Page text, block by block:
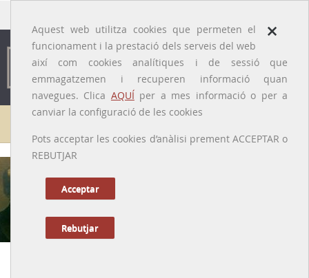
×
Aquest web utilitza cookies que permeten el
funcionament i la prestació dels serveis del web
així com cookies analítiques i de sessió que
emmagatzemen i recuperen informació quan
navegues. Clica AQUÍper a mes informació o per a
canviar la configuració de les cookies
Pots acceptar les cookies d’anàlisi prement ACCEPTAR o
REBUTJAR
Acceptar
Rebutjar
Galeria de metges
[Barbastro (Osca), 27/10/1861 – Barcelona, 26/07/1948]